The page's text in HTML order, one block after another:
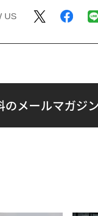
US
のメールマガジ